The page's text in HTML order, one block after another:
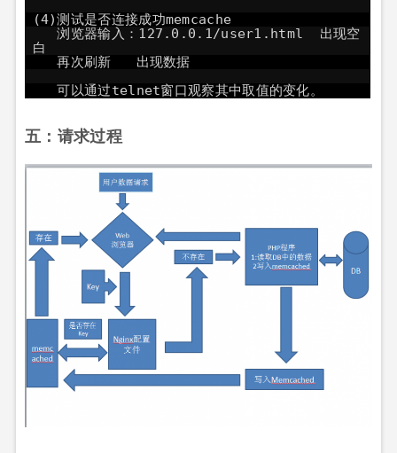
(4)测试是否连接成功memcache
浏览器输入：127.0.0.1/user1.html 出现空
白
再次刷新 出现数据
可以通过telnet窗口观察其中取值的变化。
五：请求过程